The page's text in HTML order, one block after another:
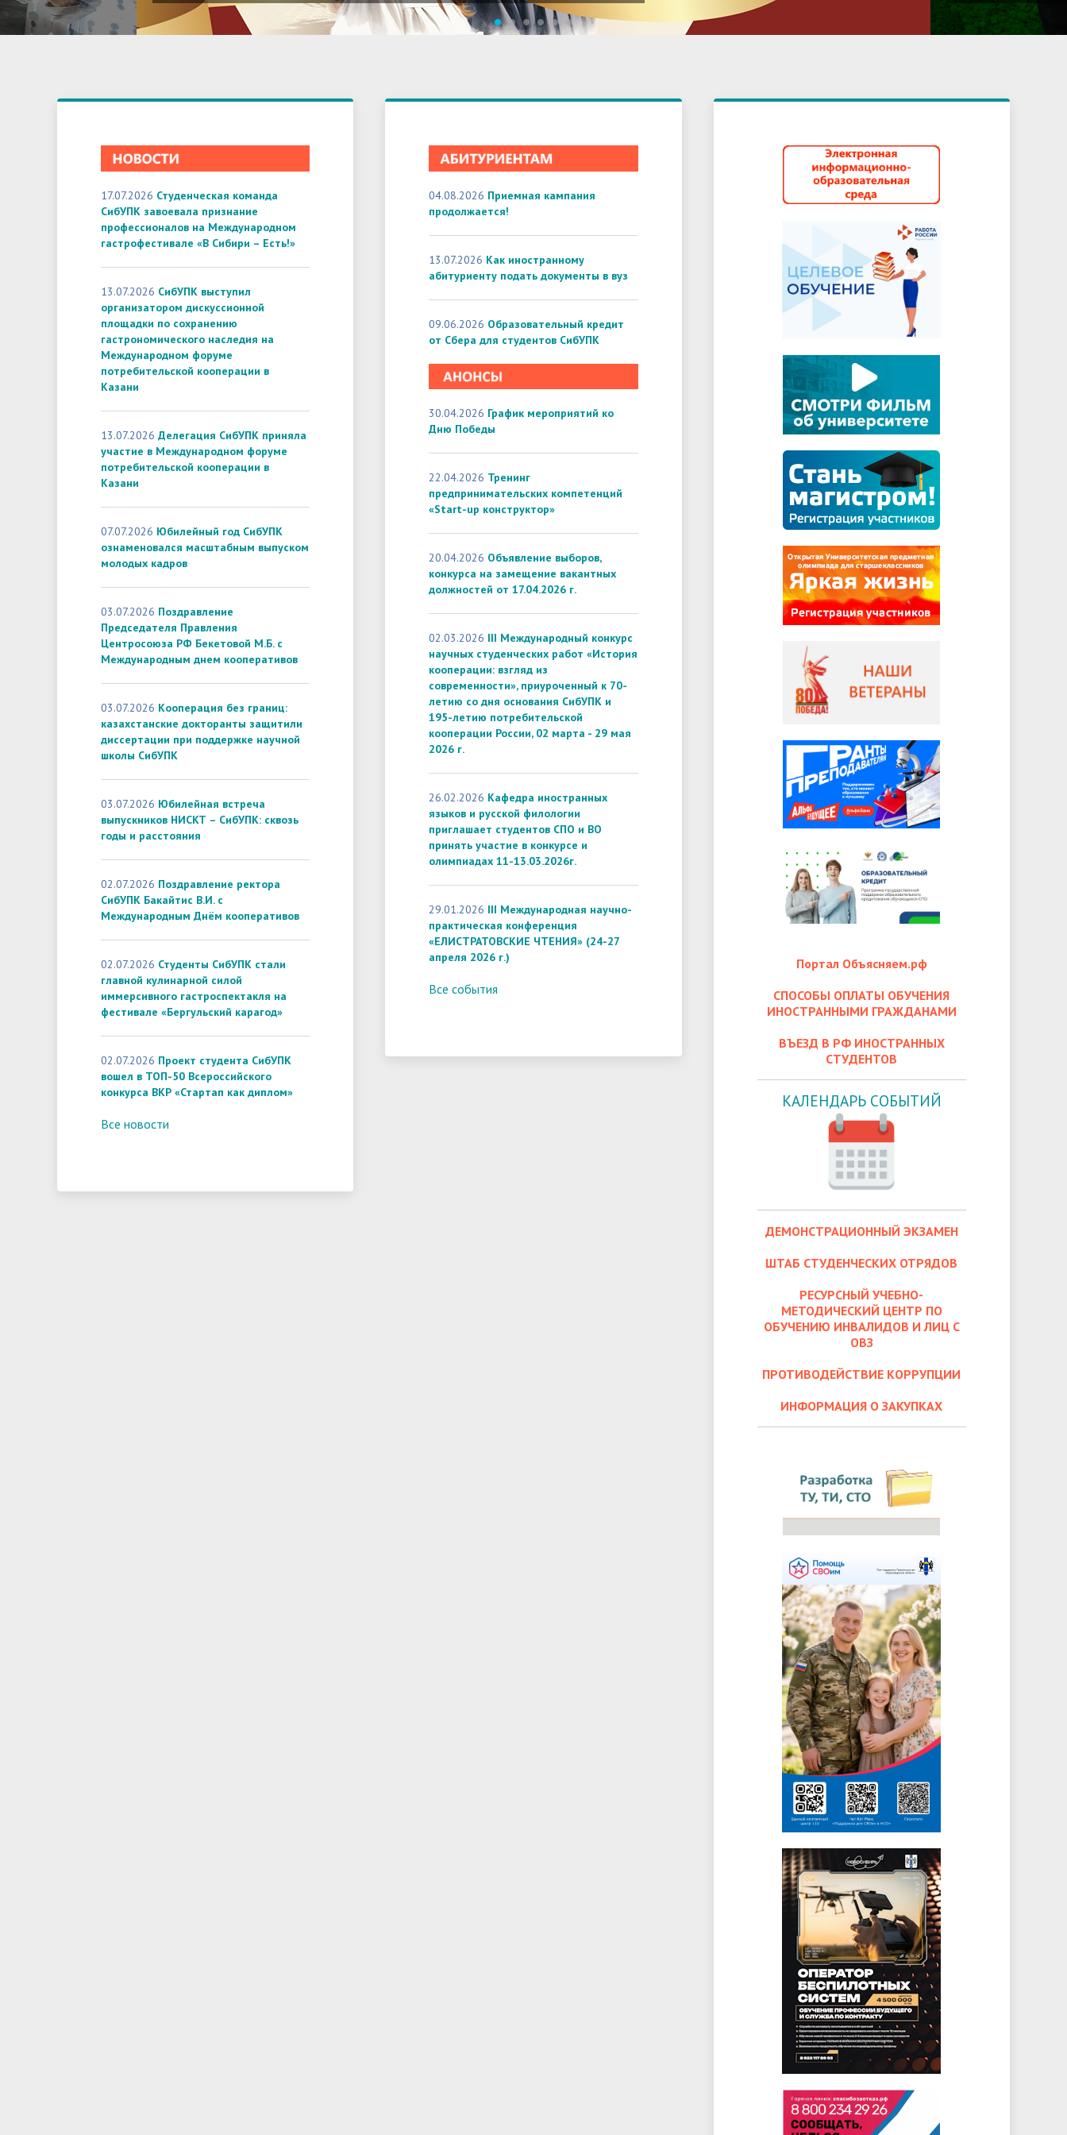
17.07.2026 Студенческая команда
СибУПК завоевала признание
профессионалов на Международном
гастрофестивале «В Сибири – Есть!»
13.07.2026 СибУПК выступил
организатором дискуссионной
площадки по сохранению
гастрономического наследия на
Международном форуме
потребительской кооперации в
Казани
13.07.2026 Делегация СибУПК приняла
участие в Международном форуме
потребительской кооперации в
Казани
07.07.2026 Юбилейный год СибУПК
ознаменовался масштабным выпуском
молодых кадров
03.07.2026 Поздравление
Председателя Правления
Центросоюза РФ Бекетовой М.Б. с
Международным днем кооперативов
03.07.2026 Кооперация без границ:
казахстанские докторанты защитили
диссертации при поддержке научной
школы СибУПК
03.07.2026 Юбилейная встреча
выпускников НИСКТ – СибУПК: сквозь
годы и расстояния
02.07.2026 Поздравление ректора
СибУПК Бакайтис В.И. с
Международным Днём кооперативов
02.07.2026 Студенты СибУПК стали
главной кулинарной силой
иммерсивного гастроспектакля на
фестивале «Бергульский карагод»
02.07.2026 Проект студента СибУПК
вошел в ТОП-50 Всероссийского
конкурса ВКР «Стартап как диплом»
Все новости
04.08.2026 Приемная кампания
продолжается!
13.07.2026 Как иностранному
абитуриенту подать документы в вуз
09.06.2026 Образовательный кредит
от Сбера для студентов СибУПК
30.04.2026 График мероприятий ко
Дню Победы
22.04.2026 Тренинг
предпринимательских компетенций
«Start-up конструктор»
20.04.2026 Объявление выборов,
конкурса на замещение вакантных
должностей от 17.04.2026 г.
02.03.2026 III Международный конкурс
научных студенческих работ «История
кооперации: взгляд из
современности», приуроченный к 70-
летию со дня основания СибУПК и
195-летию потребительской
кооперации России, 02 марта - 29 мая
2026 г.
26.02.2026 Кафедра иностранных
языков и русской филологии
приглашает студентов СПО и ВО
принять участие в конкурсе и
олимпиадах 11-13.03.2026г.
29.01.2026 III Международная научно-
практическая конференция
«ЕЛИСТРАТОВСКИЕ ЧТЕНИЯ» (24-27
апреля 2026 г.)
Все события
Портал Объясняем.рф
СПОСОБЫ ОПЛАТЫ ОБУЧЕНИЯ
ИНОСТРАННЫМИ ГРАЖДАНАМИ
ВЪЕЗД В РФ ИНОСТРАННЫХ
СТУДЕНТОВ
КАЛЕНДАРЬ СОБЫТИЙ
ДЕМОНСТРАЦИОННЫЙ ЭКЗАМЕН
ШТАБ СТУДЕНЧЕСКИХ ОТРЯДОВ
РЕСУРСНЫЙ УЧЕБНО-
МЕТОДИЧЕСКИЙ ЦЕНТР ПО
ОБУЧЕНИЮ ИНВАЛИДОВ И ЛИЦ С
ОВЗ
ПРОТИВОДЕЙСТВИЕ КОРРУПЦИИ
ИНФОРМАЦИЯ О ЗАКУПКАХ